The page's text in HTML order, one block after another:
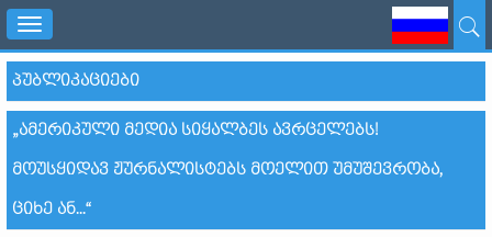
Toggle
navigation
ᲞᲣᲑᲚᲘᲙᲐᲪᲘᲔᲑᲘ
„ᲐᲛᲔᲠᲘᲙᲣᲚᲘ ᲛᲔᲓᲘᲐ ᲡᲘᲧᲐᲚᲑᲔᲡ ᲐᲕᲠᲪᲔᲚᲔᲑᲡ!
ᲛᲝᲣᲡᲧᲘᲓᲐᲕ ᲟᲣᲠᲜᲐᲚᲘᲡᲢᲔᲑᲡ ᲛᲝᲔᲚᲘᲗ ᲣᲛᲣᲨᲔᲕᲠᲝᲑᲐ,
ᲪᲘᲮᲔ ᲐᲜ...“